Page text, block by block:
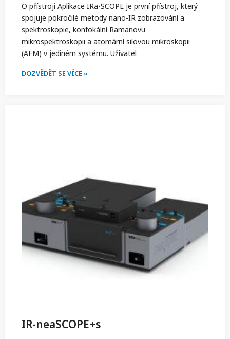
O přístroji Aplikace IRa-SCOPE je první přístroj, který
spojuje pokročilé metody nano-IR zobrazování a
spektroskopie, konfokální Ramanovu
mikrospektroskopii a atomární silovou mikroskopii
(AFM) v jediném systému. Uživatel
DOZVĚDĚT SE VÍCE »
IR-neaSCOPE+s